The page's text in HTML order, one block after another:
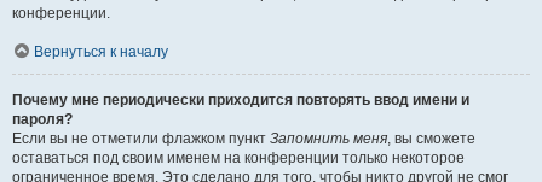
конференции.
Вернуться к началу
Почему мне периодически приходится повторять ввод имени и
пароля?
Если вы не отметили флажком пункт Запомнить меня, вы сможете
оставаться под своим именем на конференции только некоторое
ограниченное время. Это сделано для того, чтобы никто другой не смог